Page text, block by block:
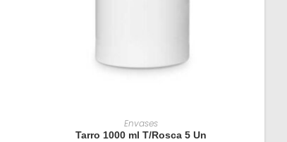
AÑADIR AL CARRITO
Envases
Tarro 1000 ml T/Rosca 5 Un